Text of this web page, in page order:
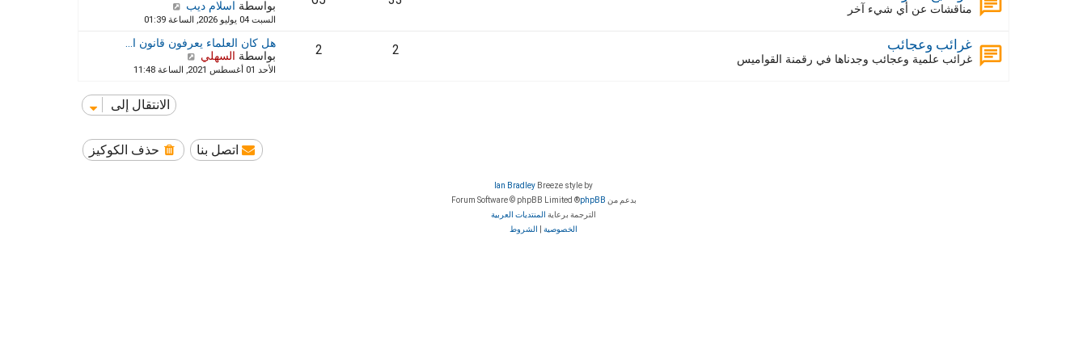
ش
ا
ك
ة
آ
خ
م
ش
ا
مناقشات عن أي شيء آخر
بواسطة اسلام ديب
ا
د
خ
م
ش
ك
ة
السبت 04 يوليو 2026, الساعة 01:39
غرائب وعجائب
غرائب علمية وعجائب وجدناها في رقمنة القواميس
2
2
هل كان العلماء يعرفون قانون ا…
بواسطة السهلي
م
ش
الأحد 01 أغسطس 2021, الساعة 11:48
الانتقال إلى
حذف الكوكيز اتصل بنا
Breeze style by
Ian Bradley
بدعم من phpBB
® Forum Software © phpBB Limited
الترجمة برعاية المنتديات العربية
الخصوصية
الشروط